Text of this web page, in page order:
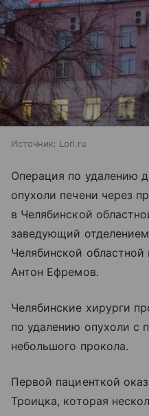
Источник: Lori.ru
Операция по удалению
опухоли печени через
в Челябинской
заведующий
Челябинской
Антон Ефремов.
Челябинские хирурги
по удалению опухоли
небольшого прокола.
Первой пациенткой
Троицка, которая